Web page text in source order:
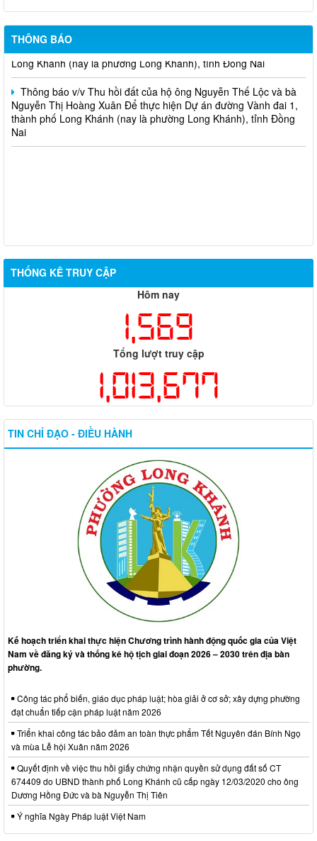
THÔNG BÁO
Thông báo v/v Thu hồi đất của hộ ông Nguyễn Thọ Thanh và
bà Lưu Thị Trí Để thực hiện Dự án đường Vành đai 1, thành phố
Long Khánh (nay là phường Long Khánh), tỉnh Đồng Nai
Thông báo v/v Thu hồi đất của hộ ông Nguyễn Thế Lộc và bà
Nguyễn Thị Hoàng Xuân Để thực hiện Dự án đường Vành đai 1,
thành phố Long Khánh (nay là phường Long Khánh), tỉnh Đồng
Nai
THỐNG KÊ TRUY CẬP
Hôm nay
1,569
Tổng lượt truy cập
1,013,677
TIN CHỈ ĐẠO - ĐIỀU HÀNH
Kế hoạch triển khai thực hiện Chương trình hành động quốc gia của Việt
Nam về đăng ký và thống kê hộ tịch giai đoạn 2026 – 2030 trên địa bàn
phường.
Công tác phổ biến, giáo dục pháp luật; hòa giải ở cơ sở; xây dựng phường
đạt chuẩn tiếp cận pháp luật năm 2026
Triển khai công tác bảo đảm an toàn thực phẩm Tết Nguyên đán Bính Ngọ
và mùa Lễ hội Xuân năm 2026
Quyết định về việc thu hồi giấy chứng nhận quyền sử dụng đất số CT
674409 do UBND thành phố Long Khánh cũ cấp ngày 12/03/2020 cho ông
Dương Hồng Đức và bà Nguyễn Thị Tiên
Ý nghĩa Ngày Pháp luật Việt Nam